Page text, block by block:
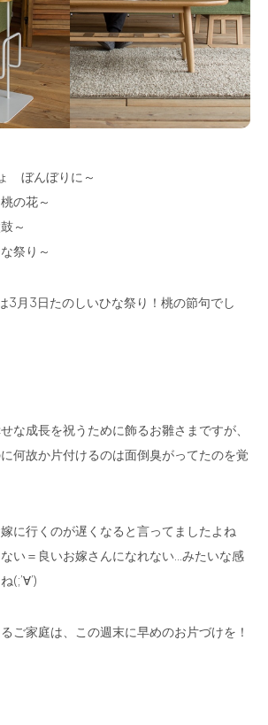
トア
0965-52-0323
096-274-8175
ぼんぼりに～
の花～
～
祭り～
3月3日たのしいひな祭り！桃の節句でし
な成長を祝うために飾るお雛さまですが、
何故か片付けるのは面倒臭がってたのを覚
に行くのが遅くなると言ってましたよね
い＝良いお嫁さんになれない…みたいな感
(;’∀’)
ご家庭は、この週末に早めのお片づけを！